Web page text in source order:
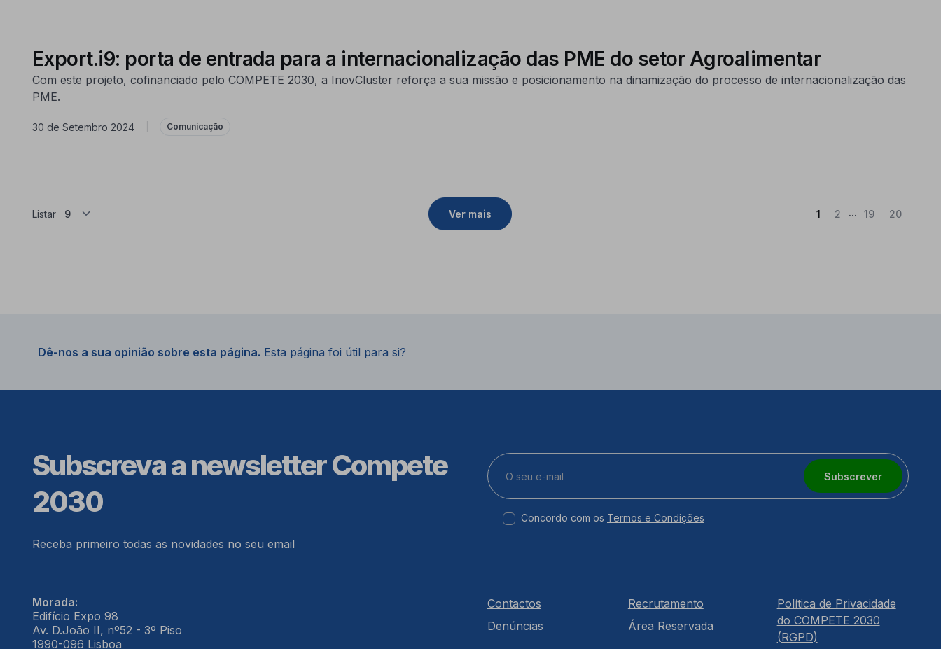
Export.i9: porta de entrada para a internacionalização das PME do setor Agroalimentar
Com este projeto, cofinanciado pelo COMPETE 2030, a InovCluster reforça a sua missão e posicionamento na dinamização do processo de internacionalização das
PME.
30 de Setembro 2024 Comunicação
Listar Ver mais 1(Atual)
2 ... 19 20
Dê-nos a sua opinião sobre esta página. Esta página foi útil para si?
Subscreva a newsletter Compete
2030
Receba primeiro todas as novidades no seu email
Subscrever
Concordo com os Termos e Condições
Morada:
Edifício Expo 98
Av. D.João II, nº52 - 3º Piso
1990-096 Lisboa
Contactos
Denúncias
Recrutamento
Área Reservada
Política de Privacidade
do COMPETE 2030
(RGPD)